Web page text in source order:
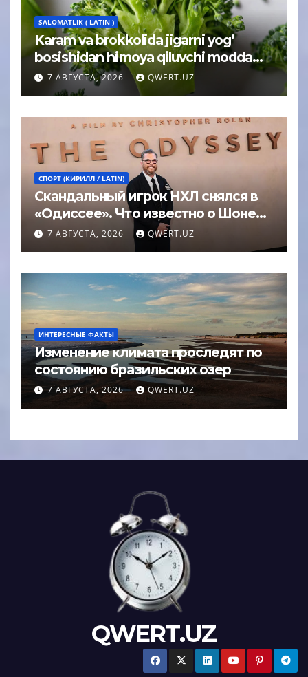
SALOMATLIK ( LATIN )
Karam va brokkolida jigarni yog’
bosishidan himoya qiluvchi modda
topildi
7 АВГУСТА, 2026 QWERT.UZ
СПОРТ (КИРИЛЛ / LATIN)
Скандальный игрок НХЛ снялся в
«Одиссее». Что известно о Шоне
Эйвери
7 АВГУСТА, 2026 QWERT.UZ
ИНТЕРЕСНЫЕ ФАКТЫ
Изменение климата проследят по
состоянию бразильских озер
7 АВГУСТА, 2026 QWERT.UZ
QWERT.UZ